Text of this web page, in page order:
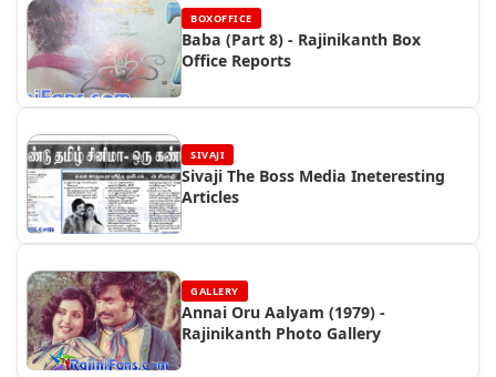
BOXOFFICE
Baba (Part 8) - Rajinikanth Box
Office Reports
SIVAJI
Sivaji The Boss Media Ineteresting
Articles
GALLERY
Annai Oru Aalyam (1979) -
Rajinikanth Photo Gallery